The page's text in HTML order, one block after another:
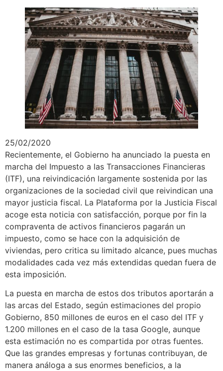
25/02/2020
Recientemente, el Gobierno ha anunciado la puesta en
marcha del Impuesto a las Transacciones Financieras
(ITF), una reivindicación largamente sostenida por las
organizaciones de la sociedad civil que reivindican una
mayor justicia fiscal. La Plataforma por la Justicia Fiscal
acoge esta noticia con satisfacción, porque por fin la
compraventa de activos financieros pagarán un
impuesto, como se hace con la adquisición de
viviendas, pero critica su limitado alcance, pues muchas
modalidades cada vez más extendidas quedan fuera de
esta imposición.
La puesta en marcha de estos dos tributos aportarán a
las arcas del Estado, según estimaciones del propio
Gobierno, 850 millones de euros en el caso del ITF y
1.200 millones en el caso de la tasa Google, aunque
esta estimación no es compartida por otras fuentes.
Que las grandes empresas y fortunas contribuyan, de
manera análoga a sus enormes beneficios, a la